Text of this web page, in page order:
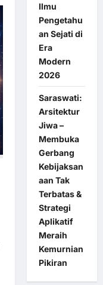
Ilmu
Pengetahu
an Sejati di
Era
Modern
2026
Saraswati:
Arsitektur
Jiwa –
Membuka
Gerbang
Kebijaksan
aan Tak
Terbatas &
Strategi
Aplikatif
Meraih
Kemurnian
Pikiran